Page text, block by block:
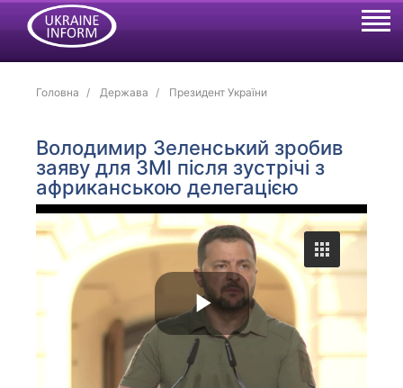
Головна Держава Президент України
Володимир Зеленський зробив
заяву для ЗМІ після зустрічі з
африканською делегацією
P